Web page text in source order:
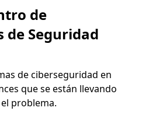
de
de Seguridad
de ciberseguridad en
que se están llevando
problema.